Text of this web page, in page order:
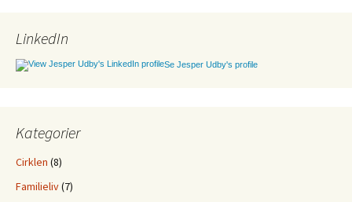
LinkedIn
Se Jesper Udby's profile
Kategorier
Cirklen (8)
Familieliv(7)